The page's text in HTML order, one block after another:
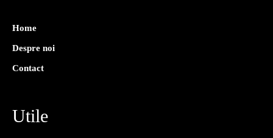
Home
Despre noi
Contact
Utile